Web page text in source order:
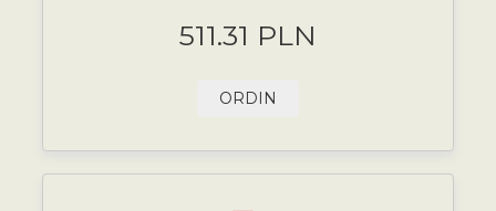
511.31 PLN
ORDIN